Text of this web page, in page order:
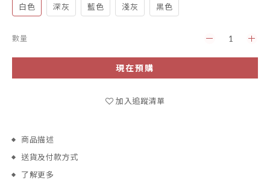
白色 深灰 藍色 淺灰 黑色
數量
現在預購
加入追蹤清單
商品描述
送貨及付款方式
了解更多